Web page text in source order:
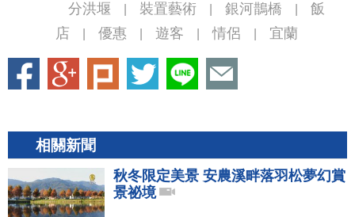
分洪堰 裝置藝術 銀河鵲橋
飯
店
優惠 遊客 情侶 宜蘭
相關新聞
秋冬限定美景 安農溪畔落羽松夢幻賞
景祕境